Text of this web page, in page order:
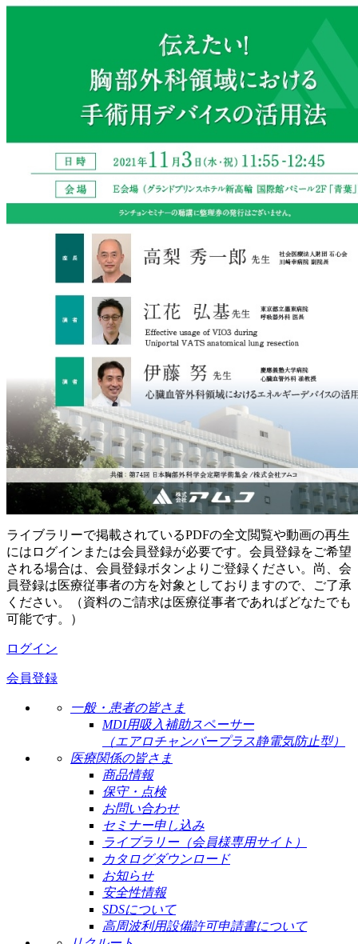
ライブラリーで掲載されているPDFの全文閲覧や動画の再生
にはログインまたは会員登録が必要です。会員登録をご希望
される場合は、会員登録ボタンよりご登録ください。尚、会
員登録は医療従事者の方を対象としておりますので、ご了承
ください。（資料のご請求は医療従事者であればどなたでも
可能です。）
ログイン
会員登録
一般・患者の皆さま
MDI用吸入補助スペーサー
（エアロチャンバープラス静電気防止型）
医療関係の皆さま
商品情報
保守・点検
お問い合わせ
セミナー申し込み
ライブラリー（会員様専用サイト）
カタログダウンロード
お知らせ
安全性情報
SDSについて
高周波利用設備許可申請書について